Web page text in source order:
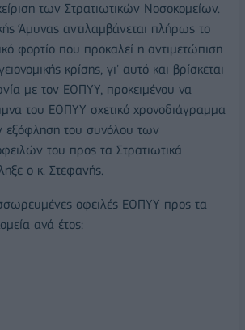
των Στρατιωτικών Νοσοκομείων.
Άμυνας αντιλαμβάνεται πλήρως το
φορτίο που προκαλεί η αντιμετώπιση
κρίσης, γι' αυτό και βρίσκεται
με τον ΕΟΠΥΥ, προκειμένου να
του ΕΟΠΥΥ σχετικό χρονοδιάγραμμα
εξόφληση του συνόλου των
του προς τα Στρατιωτικά
ο κ. Στεφανής.
οφειλές ΕΟΠΥΥ προς τα
ανά έτος: